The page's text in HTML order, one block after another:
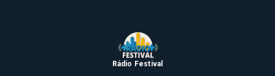
Rádio Festival